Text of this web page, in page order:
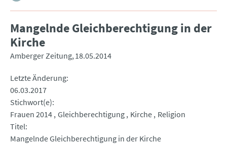
Mangelnde Gleichberechtigung in der
Kirche
Amberger Zeitung 18.05.2014
Letzte Änderung
06.03.2017
Stichwort(e)
Frauen 2014 Gleichberechtigung Kirche Religion
Titel
Mangelnde Gleichberechtigung in der Kirche